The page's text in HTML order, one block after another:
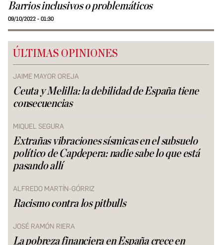
Barrios inclusivos o problemáticos
09/10/2022 - 01:30
ÚLTIMAS OPINIONES
JAIME MAYOR OREJA
Ceuta y Melilla: la debilidad de España tiene
consecuencias
MIQUEL SEGURA
Extrañas vibraciones sísmicas en el subsuelo
político de Capdepera: nadie sabe lo que está
pasando allí
ALFREDO MARTÍN-GÓRRIZ
Racismo contra los pitbulls
JOSÉ RAMÓN RIERA
La pobreza financiera en España crece en